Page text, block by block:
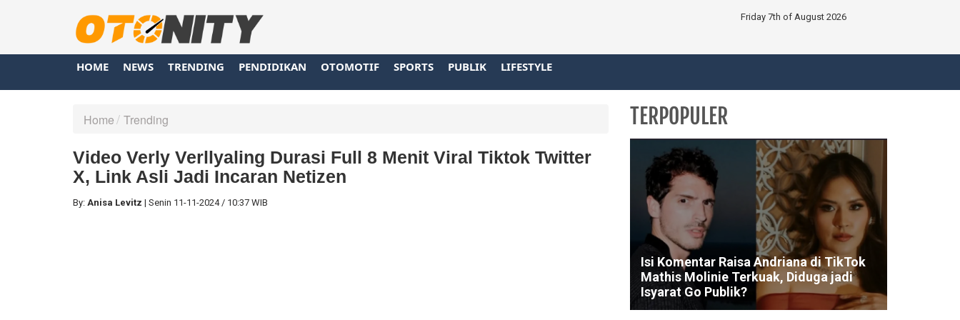
Friday 7th of August 2026
HOME NEWS TRENDING PENDIDIKAN OTOMOTIF SPORTS PUBLIK LIFESTYLE
Home Trending
Video Verly Verllyaling Durasi Full 8 Menit Viral Tiktok Twitter
X, Link Asli Jadi Incaran Netizen
By: Anisa Levitz | Senin 11-11-2024 / 10:37 WIB
TERPOPULER
Isi Komentar Raisa Andriana di TikTok
Mathis Molinie Terkuak, Diduga jadi
Isyarat Go Publik?